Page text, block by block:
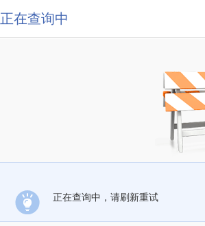
正在查询中
正在查询中，请刷新重试